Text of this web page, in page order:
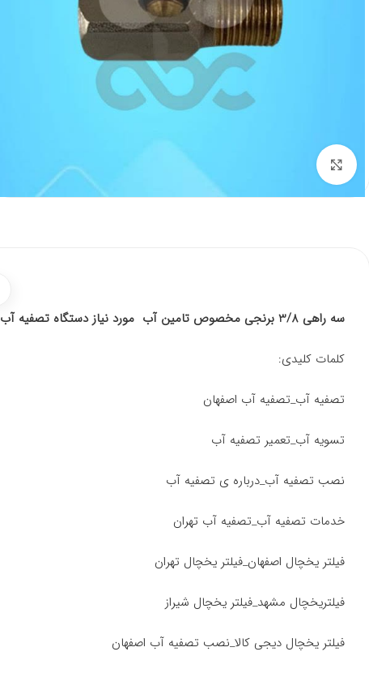
سه راهی 3/8 برنجی مخصوص تامین آب مورد نیاز دستگاه تصفیه آب می باشد.
کلمات کلیدی:
تصفیه آب_تصفیه آب اصفهان
تسویه آب_تعمیر تصفیه آب
نصب تصفیه آب_درباره ی تصفیه آب
خدمات تصفیه آب_تصفیه آب تهران
فیلتر یخچال اصفهان_فیلتر یخچال تهران
فیلتریخچال مشهد_فیلتر یخچال شیراز
فیلتر یخچال دیجی کالا_نصب تصفیه آب اصفهان